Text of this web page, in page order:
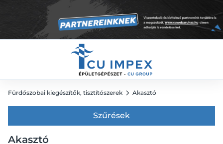
Fürdőszobai kiegészítők, tisztítószerek Akasztó
Akasztó
Szűrések